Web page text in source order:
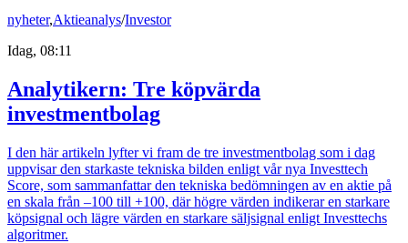
nyheter,Aktieanalys/Investor
Idag, 08:11
Analytikern: Tre köpvärda
investmentbolag
I den här artikeln lyfter vi fram de tre investmentbolag som i dag
uppvisar den starkaste tekniska bilden enligt vår nya Investtech
Score, som sammanfattar den tekniska bedömningen av en aktie på
en skala från –100 till +100, där högre värden indikerar en starkare
köpsignal och lägre värden en starkare säljsignal enligt Investtechs
algoritmer.